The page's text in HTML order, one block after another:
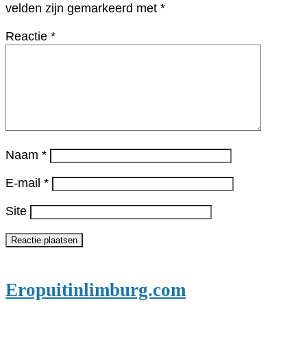
velden zijn gemarkeerd met *
Reactie *
Naam *
E-mail *
Site
Eropuitinlimburg.com